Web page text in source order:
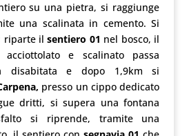
su una pietra, si raggiunge
una scalinata in cemento. Si
riparte ilsentiero 01 nel bosco, il
e scalinato passa
disabitata e dopo 1,9km si
presso un cippo dedicato
dritti, si supera una fontana
si riprende, tramite una